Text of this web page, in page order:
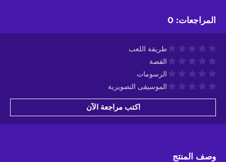
المراجعات:
0
طريقة اللعب
القصة
الرسومات
الموسيقى التصويرية
اكتب مراجعة الآن
وصف المنتج